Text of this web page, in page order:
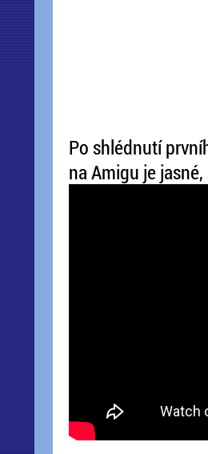
Po shlédnutí
na Amigu je